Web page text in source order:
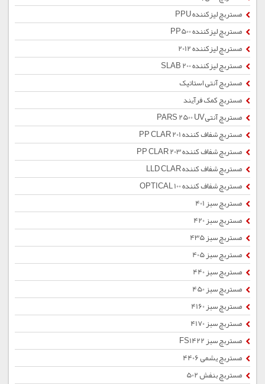
مستربچ لیزکننده PPU
مستربچ لیزکننده PP500
مستربچ لیزکننده 2012
مستربچ لیزکننده SLAB 200
مستربچ آنتی استاتیک
مستربچ کمک فرآیند
مستربچ آنتیPARS 2500 UV
مستربچ شفاف کننده PP CLAR 201
مستربچ شفاف کننده PP CLAR 203
مستربچ شفاف کننده LLD CLAR
مستربچ شفاف کننده OPTICAL 100
مستربچ سبز 401
مستربچ سبز 420
مستربچ سبز 435
مستربچ سبز 405
مستربچ سبز 440
مستربچ سبز 450
مستربچ سبز 4160
مستربچ سبز 4170
مستربچ سبز FS1422
مستربچ یشمی 4406
مستربچ بنفش 502